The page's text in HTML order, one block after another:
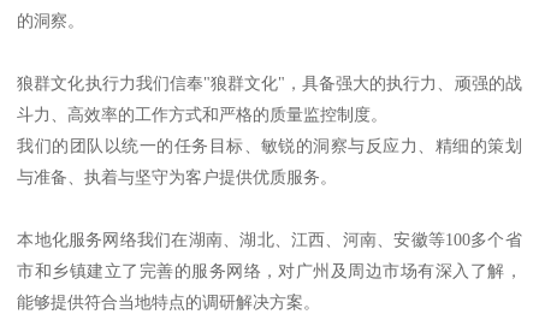
的洞察。
狼群文化执行力我们信奉"狼群文化"，具备强大的执行力、顽强的战
斗力、高效率的工作方式和严格的质量监控制度。
我们的团队以统一的任务目标、敏锐的洞察与反应力、精细的策划
与准备、执着与坚守为客户提供优质服务。
本地化服务网络我们在湖南、湖北、江西、河南、安徽等100多个省
市和乡镇建立了完善的服务网络，对广州及周边市场有深入了解，
能够提供符合当地特点的调研解决方案。